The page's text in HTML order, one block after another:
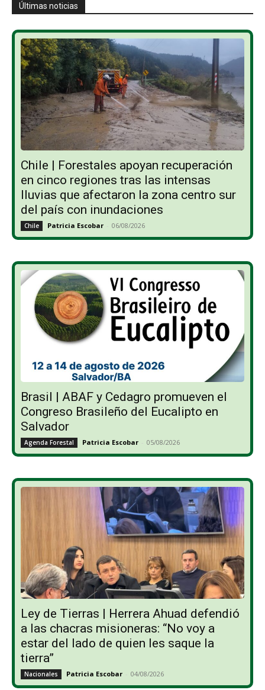
Últimas noticias
Chile | Forestales apoyan recuperación
en cinco regiones tras las intensas
lluvias que afectaron la zona centro sur
del país con inundaciones
Chile Patricia Escobar - 06/08/2026
Brasil | ABAF y Cedagro promueven el
Congreso Brasileño del Eucalipto en
Salvador
Agenda Forestal Patricia Escobar - 05/08/2026
Ley de Tierras | Herrera Ahuad defendió
a las chacras misioneras: “No voy a
estar del lado de quien les saque la
tierra”
Nacionales Patricia Escobar - 04/08/2026